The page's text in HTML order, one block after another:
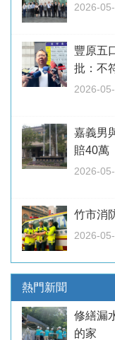
2026-
豐原五
批：不
2026-
嘉義男
賠40萬
2026-
竹市消
2026-
熱門新聞
修繕漏
的家